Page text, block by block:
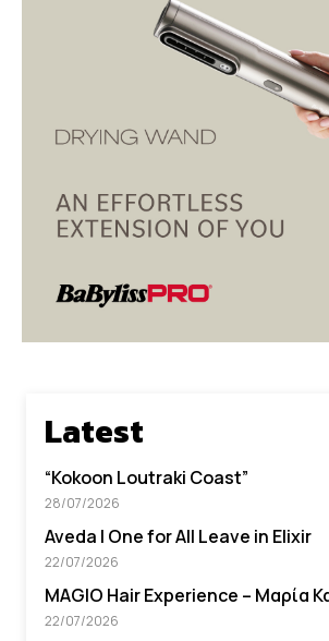
Latest
“Kokoon Loutraki Coast”
28/07/2026
Aveda I One for All Leave in Elixir
22/07/2026
MAGIO Hair Experience – Μαρία
22/07/2026